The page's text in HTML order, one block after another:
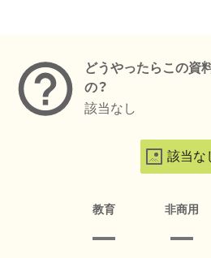
どうやったらこの資
の？
該当なし
該当な
教育 非商用